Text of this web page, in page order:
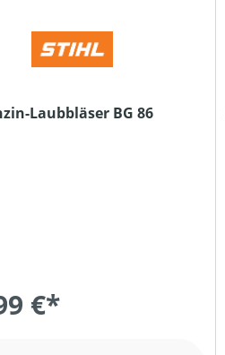
Laubbläser BG 86
€*